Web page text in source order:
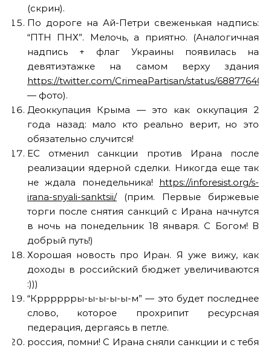
(скрин).
По дороге на Ай-Петри свеженькая надпись:
“ПТН ПНХ”. Мелочь, а приятно. (Аналогичная
надпись + флаг Украины появилась на
девятиэтажке на самом верху здания
https://twitter.com/CrimeaPartisan/status/
— фото).
Деоккупация Крыма — это как оккупация 2
года назад: мало кто реально верит, но это
обязательно случится!
ЕС отменил санкции против Ирана после
реализации ядерной сделки. Никогда еще так
не ждала понедельника! https://inforesist.org/s-
irana-snyali-sanktsii/(прим. Первые биржевые
торги после снятия санкций с Ирана начнутся
в ночь на понедельник 18 января. С Богом! В
добрый путь!)
Хорошая новость про Иран. Я уже вижу, как
доходы в российский бюджет увеличиваются
:)))
“Крррррры-ы-ы-ы-ы-м” — это будет последнее
слово, которое прохрипит ресурсная
педерация, дергаясь в петле.
россия, помни! С Ирана сняли санкции и с тебя